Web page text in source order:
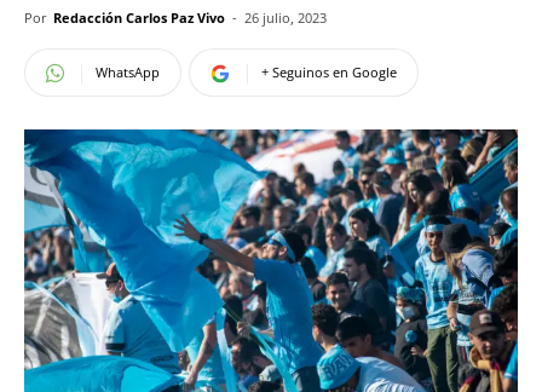
Por Redacción Carlos Paz Vivo - 26 julio, 2023
WhatsApp + Seguinos en Google